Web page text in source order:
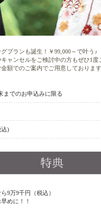
プランも誕生！￥99,000～で叶う♪
ャンセルをご検討中の方もぜひ1度
額でのご案内でご用意しておりま
までのお申込みに限る
込)
万9千円（税込）
めに！！